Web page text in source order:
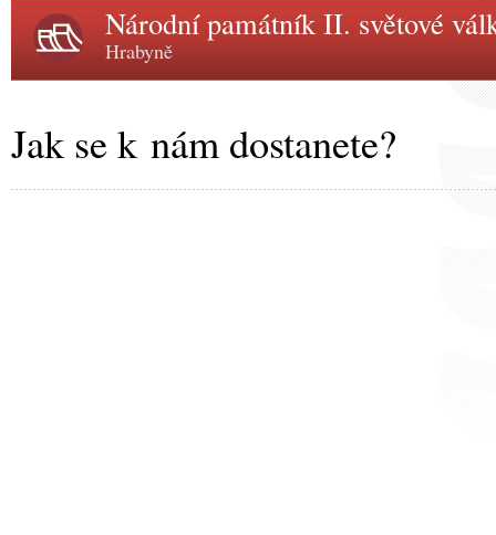
Národní památník II. světové
Hrabyně
Jak se k nám dostanete?